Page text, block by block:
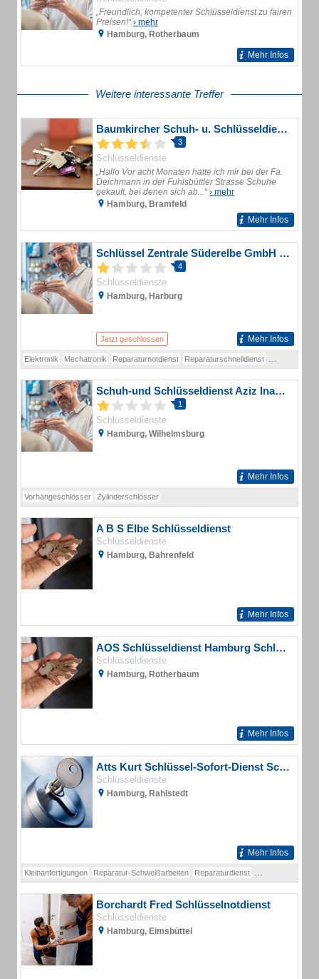
„Freundlich, kompetenter Schlüsseldienst zu fairen
Preisen!“› mehr
Hamburg, Rotherbaum
Mehr Infos
Weitere interessante Treffer
Baumkircher Schuh- u. Schlüsseldienst
3
Schlüsseldienste
„Hallo Vor acht Monaten hatte ich mir bei der Fa.
Deichmann in der Fuhlsbüttler Strasse Schuhe
gekauft, bei denen sich ab...“› mehr
Hamburg, Bramfeld
Mehr Infos
Schlüssel Zentrale Süderelbe GmbH Schlüsseldienst
4
Schlüsseldienste
Hamburg, Harburg
Jetzt geschlossen Mehr Infos
Elektronik Mechatronik Reparaturnotdienst Reparaturschnelldienst
Schuh-und Schlüsseldienst Aziz Inanli Schlüsseldienst
1
Schlüsseldienste
Hamburg, Wilhelmsburg
Mehr Infos
Vorhängeschlösser Zylinderschlösser
A B S Elbe Schlüsseldienst
Schlüsseldienste
Hamburg, Bahrenfeld
Mehr Infos
AOS Schlüsseldienst Hamburg Schlüsselnotdienst
Schlüsseldienste
Hamburg, Rotherbaum
Mehr Infos
Atts Kurt Schlüssel-Sofort-Dienst Schlosserei
Schlüsseldienste
Hamburg, Rahlstedt
Mehr Infos
Kleinanfertigungen Reparatur-Schweißarbeiten Reparaturdienst
Borchardt Fred Schlüsselnotdienst
Schlüsseldienste
Hamburg, Eimsbüttel